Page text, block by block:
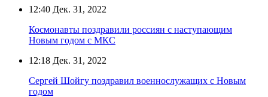
12:40 Дек. 31, 2022
Космонавты поздравили россиян с наступающим
Новым годом с МКС
12:18 Дек. 31, 2022
Сергей Шойгу поздравил военнослужащих с Новым
годом